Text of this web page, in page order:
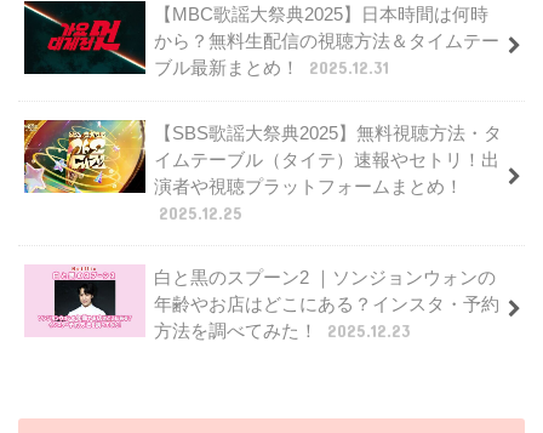
【MBC歌謡大祭典2025】日本時間は何時
から？無料生配信の視聴方法＆タイムテー
ブル最新まとめ！
2025.12.31
【SBS歌謡大祭典2025】無料視聴方法・タ
イムテーブル（タイテ）速報やセトリ！出
演者や視聴プラットフォームまとめ！
2025.12.25
白と黒のスプーン2 ｜ソンジョンウォンの
年齢やお店はどこにある？インスタ・予約
方法を調べてみた！
2025.12.23